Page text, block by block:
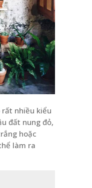
rất nhiều kiểu
đất nung đỏ,
hoặc
làm ra